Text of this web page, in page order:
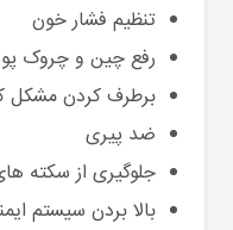
تنظیم فشار خون
رفع چین و چروک
برطرف کردن مشکل
ضد پیری
جلوگیری از سکته
بالا بردن سیستم